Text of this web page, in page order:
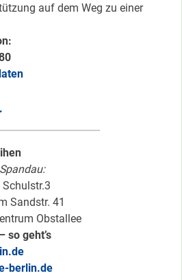
auf dem Weg zu einer
Sandstr. 41
Obstallee
so geht’s
berlin.de